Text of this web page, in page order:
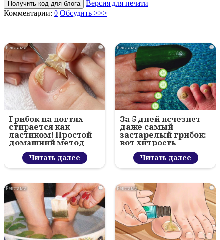
Получить код для блога
Версия для печати
Комментарии: 0 Обсудить >>>
i
Грибок на ногтях
стирается как
ластиком! Простой
домашний метод
Читать далее
i
За 5 дней исчезнет
даже самый
застарелый грибок:
вот хитрость
Читать далее
i i